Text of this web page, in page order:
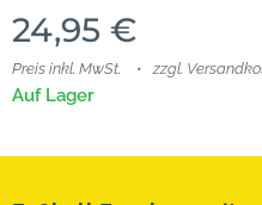
24,95 €
Preis inkl. MwSt. zzgl.
Auf Lager